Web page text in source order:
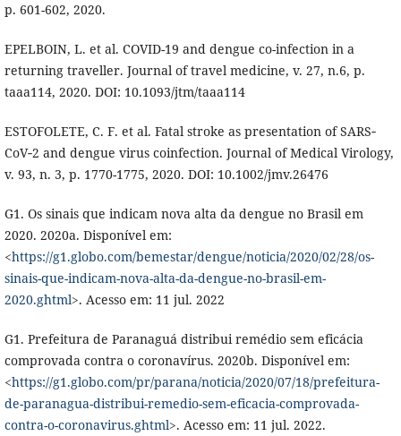
p. 601-602, 2020.
EPELBOIN, L. et al. COVID-19 and dengue co-infection in a
returning traveller. Journal of travel medicine, v. 27, n.6, p.
taaa114, 2020. DOI: 10.1093/jtm/taaa114
ESTOFOLETE, C. F. et al. Fatal stroke as presentation of SARS‐
CoV‐2 and dengue virus coinfection. Journal of Medical Virology,
v. 93, n. 3, p. 1770-1775, 2020. DOI: 10.1002/jmv.26476
G1. Os sinais que indicam nova alta da dengue no Brasil em
2020. 2020a. Disponível em:
<https://g1.globo.com/bemestar/dengue/noticia/2020/02/28/os-
sinais-que-indicam-nova-alta-da-dengue-no-brasil-em-
2020.ghtml>. Acesso em: 11 jul. 2022
G1. Prefeitura de Paranaguá distribui remédio sem eficácia
comprovada contra o coronavírus. 2020b. Disponível em:
<https://g1.globo.com/pr/parana/noticia/2020/07/18/prefeitura-
de-paranagua-distribui-remedio-sem-eficacia-comprovada-
contra-o-coronavirus.ghtml>. Acesso em: 11 jul. 2022.